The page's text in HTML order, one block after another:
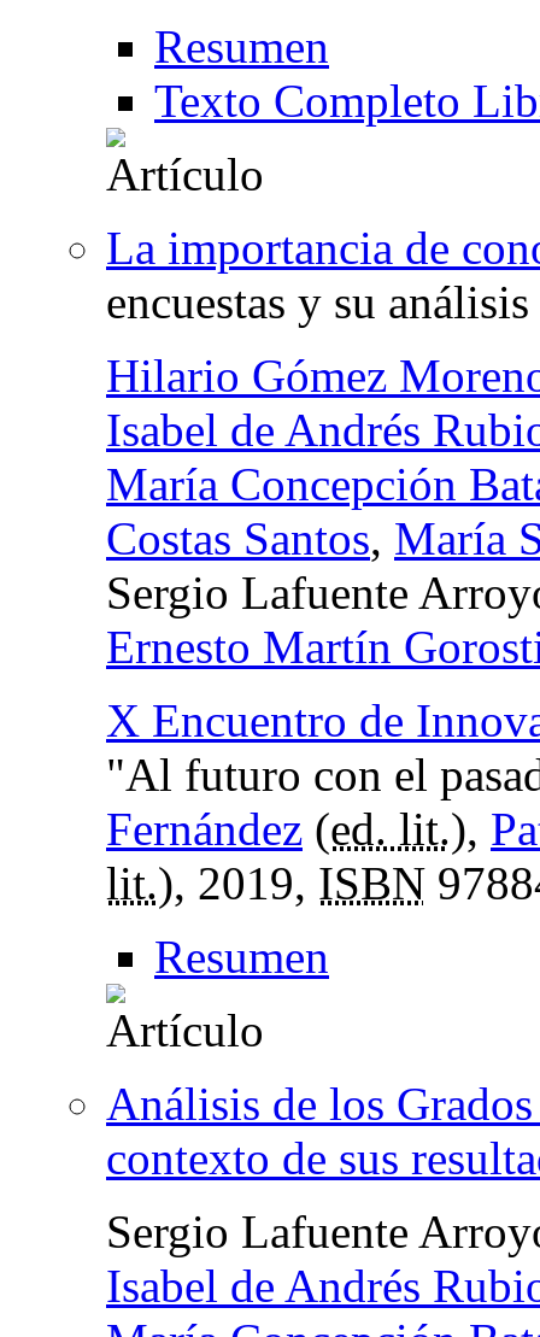
Resumen
Texto Completo
La importancia de
encuestas y su análisis
Hilario Gómez
Isabel de Andrés
María Concepción
Costas Santos, María
Sergio Lafuente
Ernesto Martín
X Encuentro de
"Al futuro con el
Fernández (ed. lit.),
lit.), 2019, ISBN
Resumen
Análisis de los
contexto de sus
Sergio Lafuente
Isabel de Andrés